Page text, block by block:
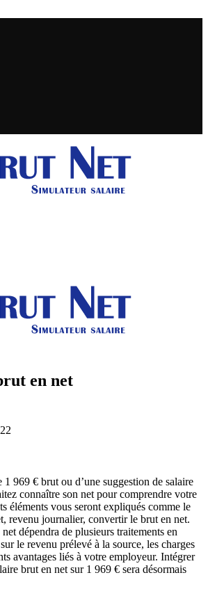
en net
1 969 € brut ou d’une suggestion de salaire
connaître son net pour comprendre votre
éléments vous seront expliqués comme le
revenu journalier, convertir le brut en net.
dépendra de plusieurs traitements en
le revenu prélevé à la source, les charges
avantages liés à votre employeur. Intégrer
brut en net sur 1 969 € sera désormais